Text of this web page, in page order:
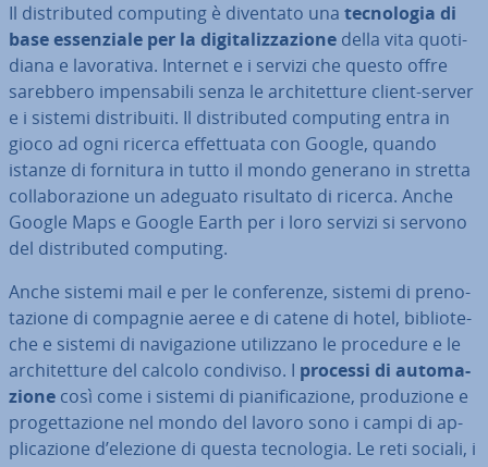
Il di­stri­bu­ted computing è diventato una tec­no­lo­gia di
base es­sen­zia­le per la di­gi­ta­liz­za­zio­ne della vita quo­ti­
dia­na e la­vo­ra­ti­va. Internet e i servizi che questo offre
sarebbero im­pen­sa­bi­li senza le ar­chi­tet­tu­re client-server
e i sistemi di­stri­bui­ti. Il di­stri­bu­ted computing entra in
gioco ad ogni ricerca ef­fet­tua­ta con Google, quando
istanze di fornitura in tutto il mondo generano in stretta
col­la­bo­ra­zio­ne un adeguato risultato di ricerca. Anche
Google Maps e Google Earth per i loro servizi si servono
del di­stri­bu­ted computing.
Anche sistemi mail e per le con­fe­ren­ze, sistemi di pre­no­
ta­zio­ne di compagnie aeree e di catene di hotel, bi­blio­te­
che e sistemi di na­vi­ga­zio­ne uti­liz­za­no le procedure e le
ar­chi­tet­tu­re del calcolo condiviso. I processi di au­to­ma­
zio­ne così come i sistemi di pia­ni­fi­ca­zio­ne, pro­du­zio­ne e
pro­get­ta­zio­ne nel mondo del lavoro sono i campi di ap­
pli­ca­zio­ne d’elezione di questa tec­no­lo­gia. Le reti sociali, i